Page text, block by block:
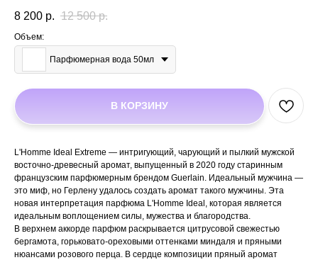
8 200 р. 12 500 р.
Объем:
Парфюмерная вода 50мл
В КОРЗИНУ
L'Homme Ideal Extreme — интригующий, чарующий и пылкий мужской
восточно-древесный аромат, выпущенный в 2020 году старинным
французским парфюмерным брендом Guerlain. Идеальный мужчина —
это миф, но Герлену удалось создать аромат такого мужчины. Эта
новая интерпретация парфюма L'Homme Ideal, которая является
идеальным воплощением силы, мужества и благородства.
В верхнем аккорде парфюм раскрывается цитрусовой свежестью
бергамота, горьковато-ореховыми оттенками миндаля и пряными
нюансами розового перца. В сердце композиции пряный аромат